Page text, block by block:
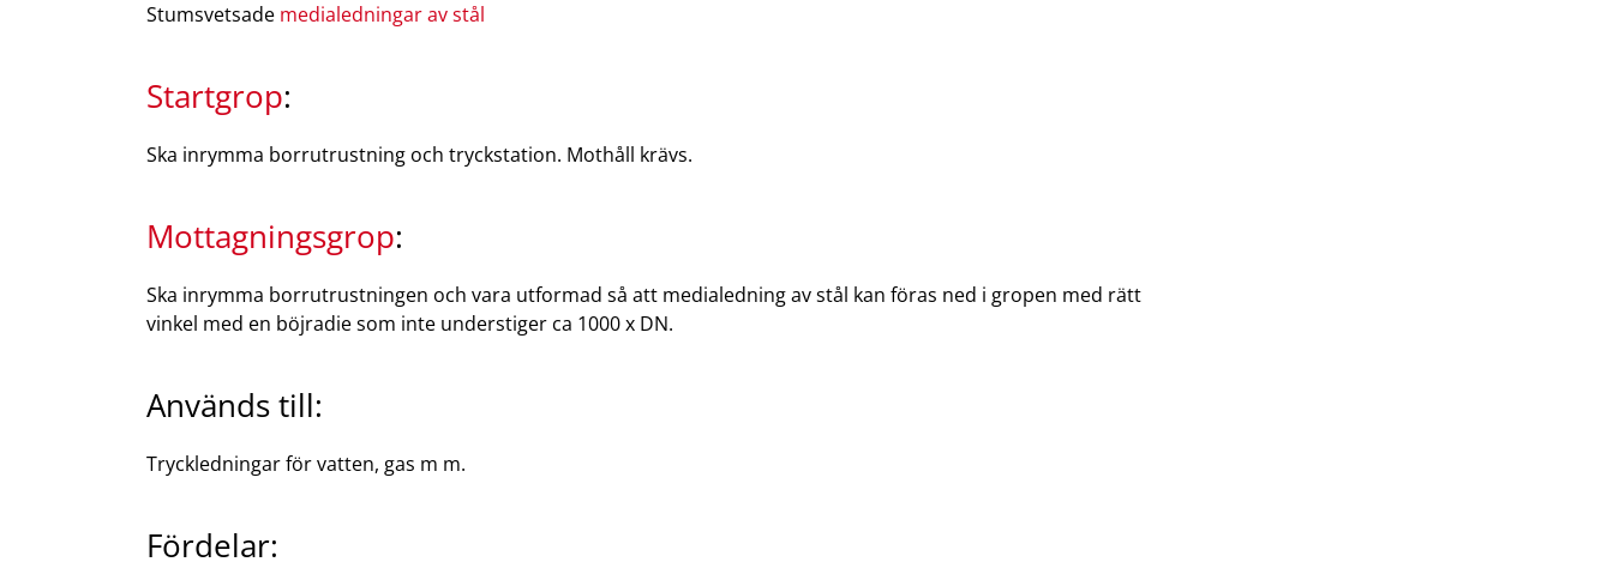
Stumsvetsade medialedningar av stål
Startgrop:
Ska inrymma borrutrustning och tryckstation. Mothåll krävs.
Mottagningsgrop:
Ska inrymma borrutrustningen och vara utformad så att medialedning av stål kan föras ned i gropen med rätt
vinkel med en böjradie som inte understiger ca 1000 x DN.
Används till:
Tryckledningar för vatten, gas m m.
Fördelar: